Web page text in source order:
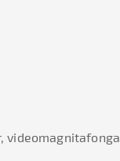
videomagnitafonga